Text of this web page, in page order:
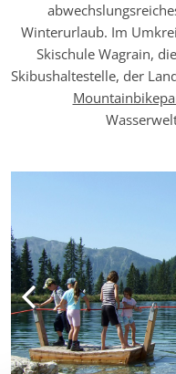
Winterurlaub. Im
Skischule Wagrain,
Skibushaltestelle, der